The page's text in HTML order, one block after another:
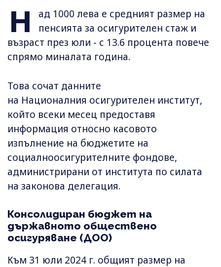
Н
ад 1000 лева е средният размер на
пенсията за осигурителен стаж и
възраст през юли - с 13.6 процента повече
спрямо миналата година.
Това сочат данните
на Националния осигурителен институт,
който всеки месец предоставя
информация относно касовото
изпълнение на бюджетите на
социалноосигурителните фондове,
администрирани от института по силата
на законова делегация.
Консолидиран бюджет на
държавното обществено
осигуряване (ДОО)
Към 31 юли 2024 г. общият размер на